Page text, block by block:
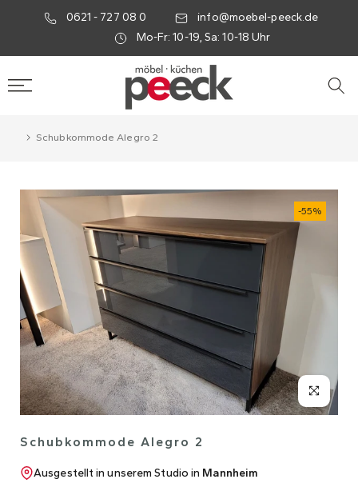
0621 - 727 08 0
info@moebel-peeck.de
Mo-Fr: 10-19, Sa: 10-18 Uhr
Schubkommode Alegro 2
-55%
Schubkommode Alegro 2
Ausgestellt in unserem Studio in Mannheim